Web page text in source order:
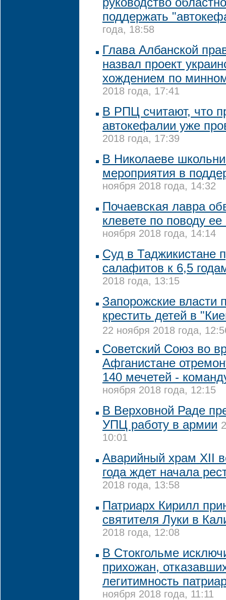
поддержать
года, 18:58
Глава Албанской
назвал проект
хождением по
2018 года, 17:41
В РПЦ считают, что
автокефалии уже
2018 года, 17:39
В Николаеве
мероприятия в
ноября 2018 года, 14:32
Почаевская лавра
клевете по поводу
ноября 2018 года, 14:14
Суд в Таджикистане
салафитов к 6,5
2018 года, 13:15
Запорожские власти
крестить детей в
22 ноября 2018 года,
Советский Союз во
Афганистане
140 мечетей -
ноября 2018 года, 12:15
В Верховной Раде
УПЦ работу в армии
10:01
Аварийный храм XII
года ждет начала
2018 года, 13:58
Патриарх Кирилл
святителя Луки в
2018 года, 12:08
В Стокгольме
прихожан,
легитимность
ноября 2018 года, 11:11